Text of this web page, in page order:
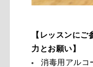
【レッスンに
力とお願い 】
消毒用アルコ